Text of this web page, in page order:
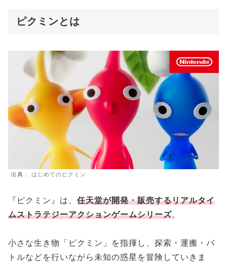
ピクミンとは
出典： はじめてのピクミン
『ピクミン』は、 任天堂が開発・販売するリアルタイ
ムストラテジーアクションゲームシリーズ。
小さな生き物「ピクミン」を指揮し、探索・運搬・バ
トルなどを行いながら未知の惑星を冒険していきま